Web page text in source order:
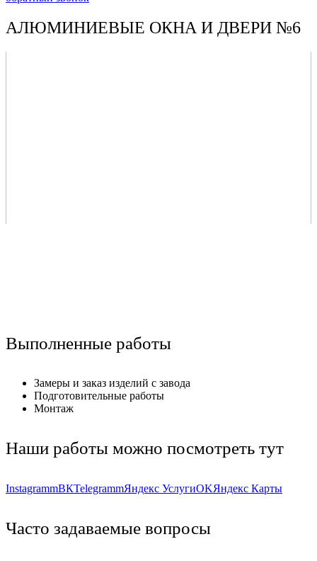
АЛЮМИНИЕВЫЕ ОКНА И ДВЕРИ №6
Выполненные работы
Замеры и заказ изделий с завода
Подготовительные работы
Монтаж
Наши работы можно посмотреть тут
InstagrammВКTelegrammЯндекс УслугиOKЯндекс Карты
Часто задаваемые вопросы